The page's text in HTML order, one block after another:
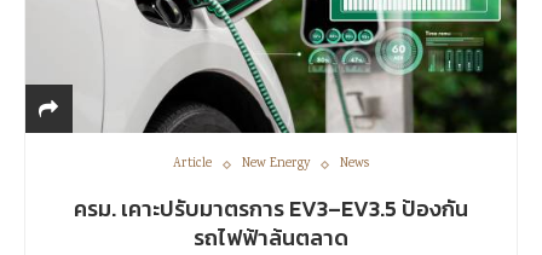
Article New Energy News
ครม. เคาะปรับมาตรการ EV3–EV3.5 ป้องกัน
รถไฟฟ้าล้นตลาด